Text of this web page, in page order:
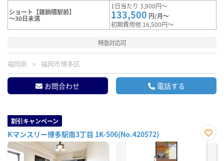
ショート【雑餉隈駅前】
～30日未満
1日当たり 3,900円～
133,500 円/月～
初期費用他 16,500円～
特急対応可
福岡県 福岡市博多区
お問合わせ 電話する
割引キャンペーン
Kマンスリー博多駅南3丁目 1K-506(No.420572)
お気